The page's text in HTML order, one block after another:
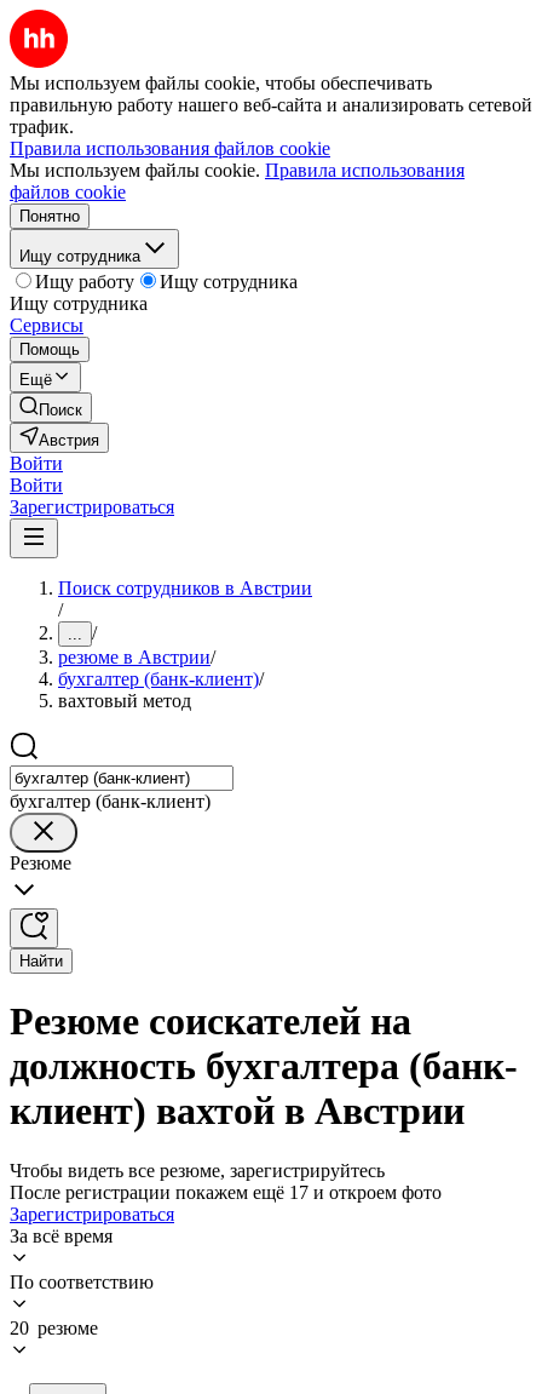
Мы используем файлы cookie, чтобы обеспечивать
правильную работу нашего веб-сайта и анализировать сетевой
трафик.
Правила использования файлов cookie
Мы используем файлы cookie. Правила использования
файлов cookie
Понятно
Ищу сотрудника
Ищу работу
Ищу сотрудника
Ищу сотрудника
Сервисы
Помощь
Ещё
Поиск
Австрия
Войти
Войти
Зарегистрироваться
Поиск сотрудников в Австрии
/
... /
резюме в Австрии/
бухгалтер (банк-клиент)/
вахтовый метод
бухгалтер (банк-клиент)
Резюме
Найти
Резюме соискателей на
должность бухгалтера (банк-
клиент) вахтой в Австрии
Чтобы видеть все резюме, зарегистрируйтесь
После регистрации покажем ещё 17 и откроем фото
Зарегистрироваться
За всё время
По соответствию
20 резюме